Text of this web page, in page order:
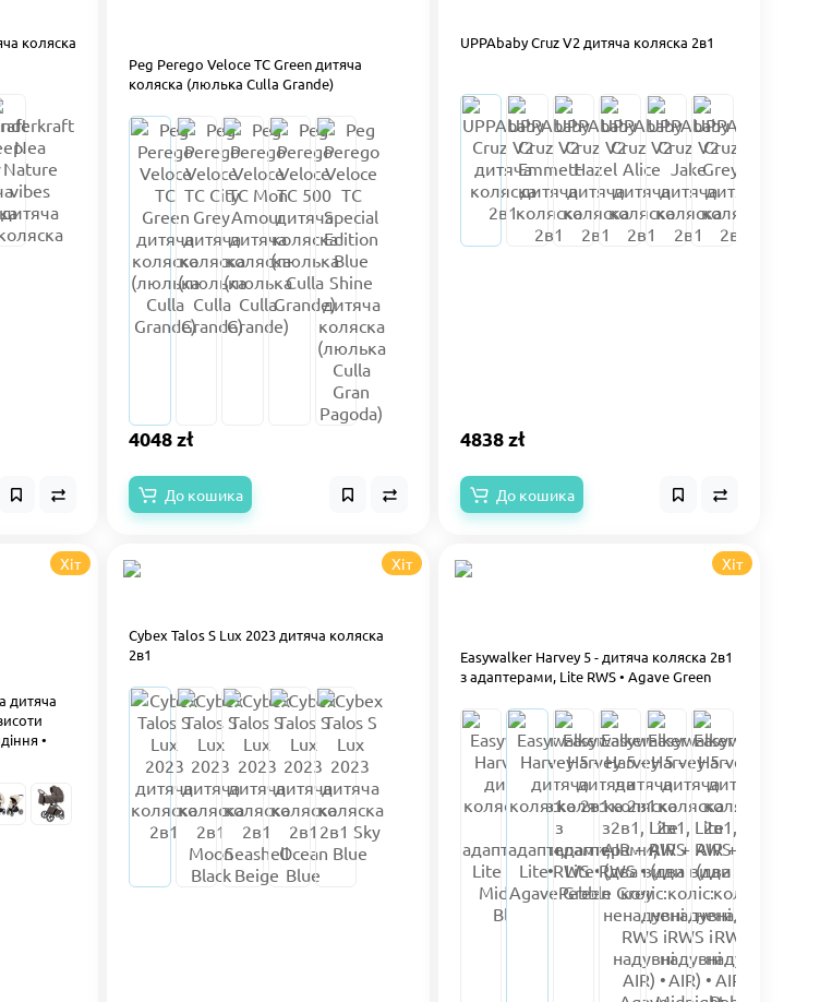
коляска
Peg Perego Veloce TC Green дитяча
коляска (люлька Culla Grande)
4048 zł
До кошика
UPPAbaby Cruz V2 дитяча коляска 2в1
4838 zł
До кошика
Хіт
дитяча
•
Хіт
Cybex Talos S Lux 2023 дитяча коляска
2в1
Хіт
Easywalker Harvey 5 - дитяча коляска 2в1
з адаптерами, Lite RWS • Agave Green